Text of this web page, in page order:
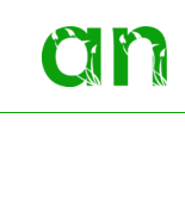
inhoud